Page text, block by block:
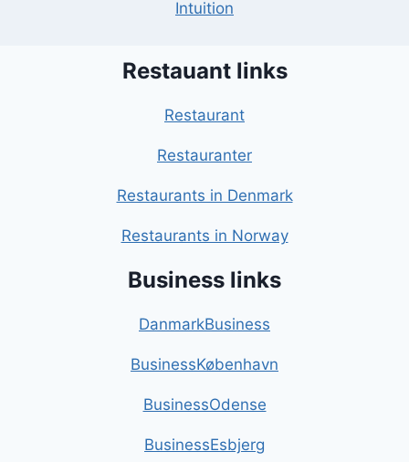
Intuition
Restauant links
Restaurant
Restauranter
Restaurants in Denmark
Restaurants in Norway
Business links
DanmarkBusiness
BusinessKøbenhavn
BusinessOdense
BusinessEsbjerg